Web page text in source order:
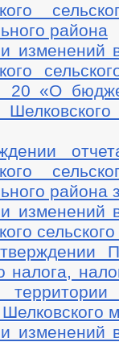
района
изменений
«О
района
изменений
налога,
изменений